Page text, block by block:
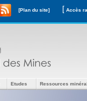
[Plan du site] [
Etudes Ressources